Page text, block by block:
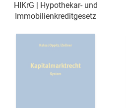
HIKrG | Hypothekar- und
Immobilienkreditgesetz